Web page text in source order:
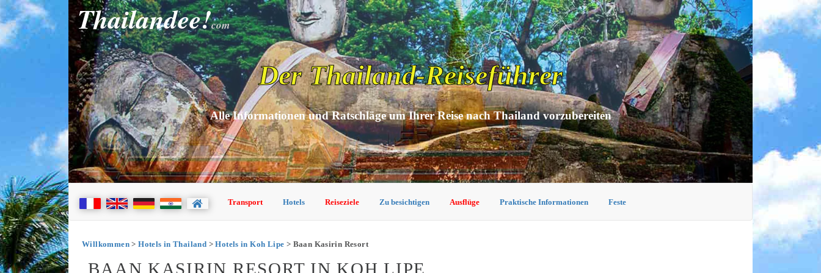
Thailandee!com
Der Thailand-Reiseführer
Alle Informationen und Ratschläge um Ihrer Reise nach Thailand vorzubereiten
Transport Hotels Reiseziele Zu besichtigen Ausflüge Praktische Informationen Feste
Willkommen>Hotels in Thailand >Hotels in Koh Lipe > Baan Kasirin Resort
BAAN KASIRIN RESORT IN KOH LIPE